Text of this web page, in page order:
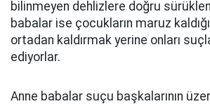
bilinmeyen dehlizlere doğru
babalar ise çocukların maruz
ortadan kaldırmak yerine onları
ediyorlar.
Anne babalar suçu başkalarının